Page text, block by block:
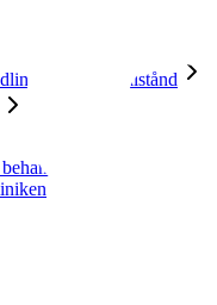
sjukdomstillstånd
sjukdomstillstånd